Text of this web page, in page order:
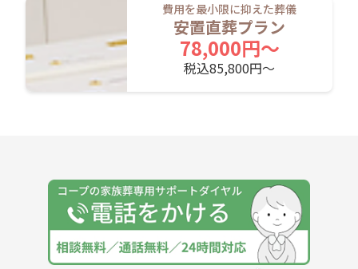
費用を最小限に抑えた葬儀
安置直葬プラン
78,000円〜
税込85,800円〜